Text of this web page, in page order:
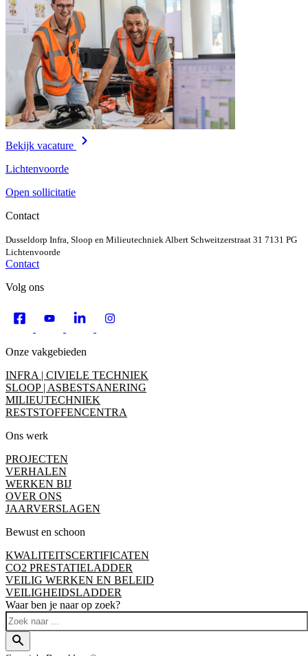
Bekijk vacature
Lichtenvoorde
Open sollicitatie
Contact
Dusseldorp Infra, Sloop en MilieutechniekAlbert Schweitzerstraat 31 7131 PG
Lichtenvoorde
Contact
Volg ons
Onze vakgebieden
INFRA | CIVIELE TECHNIEK
SLOOP | ASBESTSANERING
MILIEUTECHNIEK
RESTSTOFFENCENTRA
Ons werk
PROJECTEN
VERHALEN
WERKEN BIJ
OVER ONS
JAARVERSLAGEN
Bewust en schoon
KWALITEITSCERTIFICATEN
CO2 PRESTATIELADDER
VEILIG WERKEN EN BELEID
VEILIGHEIDSLADDER
Waar ben je naar op zoek?